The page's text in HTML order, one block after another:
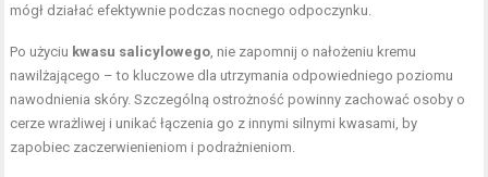
mógł działać efektywnie podczas nocnego odpoczynku.
Po użyciu kwasu salicylowego , nie zapomnij o nałożeniu kremu
nawilżającego – to kluczowe dla utrzymania odpowiedniego poziomu
nawodnienia skóry. Szczególną ostrożność powinny zachować osoby o
cerze wrażliwej i unikać łączenia go z innymi silnymi kwasami, by
zapobiec zaczerwienieniom i podrażnieniom.